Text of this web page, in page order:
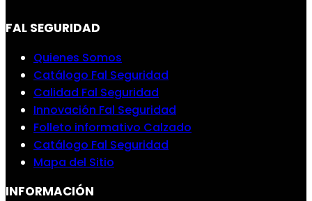
FAL SEGURIDAD
Quienes Somos
Catálogo Fal Seguridad
Calidad Fal Seguridad
Innovación Fal Seguridad
Folleto informativo Calzado
Catálogo Fal Seguridad
Mapa del Sitio
INFORMACIÓN